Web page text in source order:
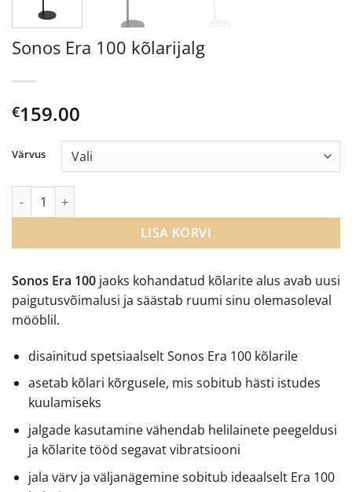
Sonos Era 100 kõlarijalg
€159.00
Sonos Era 100 jaoks kohandatud kõlarite alus avab uusi
paigutusvõimalusi ja säästab ruumi sinu olemasoleval
mööblil.
disainitud spetsiaalselt Sonos Era 100 kõlarile
asetab kõlari kõrgusele, mis sobitub hästi istudes
kuulamiseks
jalgade kasutamine vähendab helilainete peegeldusi
ja kõlarite tööd segavat vibratsiooni
jala värv ja väljanägemine sobitub ideaalselt Era 100
Värvus
Sonos Era 100 kõlarijalg kogus
LISA KORVI